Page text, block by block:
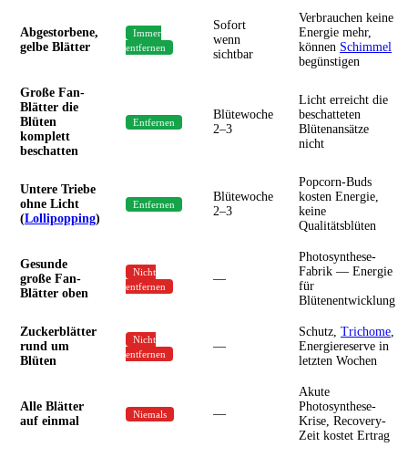
Abgestorbene,
gelbe Blätter
Immer
entfernen
Sofort
wenn
sichtbar
Verbrauchen keine
Energie mehr,
können Schimmel
begünstigen
Große Fan-
Blätter die
Blüten
komplett
beschatten
Entfernen
Blütewoche
2–3
Licht erreicht die
beschatteten
Blütenansätze
nicht
Untere Triebe
ohne Licht
(Lollipopping)
Entfernen
Blütewoche
2–3
Popcorn-Buds
kosten Energie,
keine
Qualitätsblüten
Gesunde
große Fan-
Blätter oben
Nicht
entfernen
—
Photosynthese-
Fabrik — Energie
für
Blütenentwicklung
Zuckerblätter
rund um
Blüten
Nicht
entfernen
—
Schutz, Trichome,
Energiereserve in
letzten Wochen
Alle Blätter
auf einmal
Niemals —
Akute
Photosynthese-
Krise, Recovery-
Zeit kostet Ertrag